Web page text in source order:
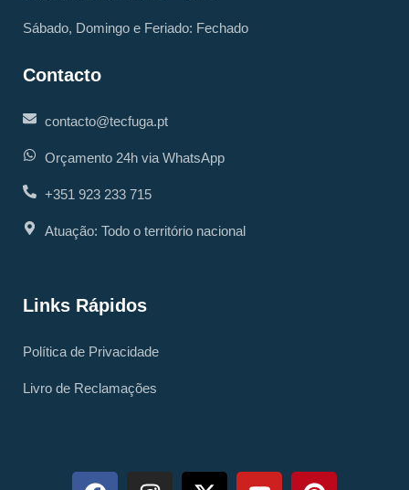
Sábado, Domingo e Feriado: Fechado
Contacto
contacto@tecfuga.pt
Orçamento 24h via WhatsApp
+351 923 233 715
Atuação: Todo o território nacional
Links Rápidos
Política de Privacidade
Livro de Reclamações